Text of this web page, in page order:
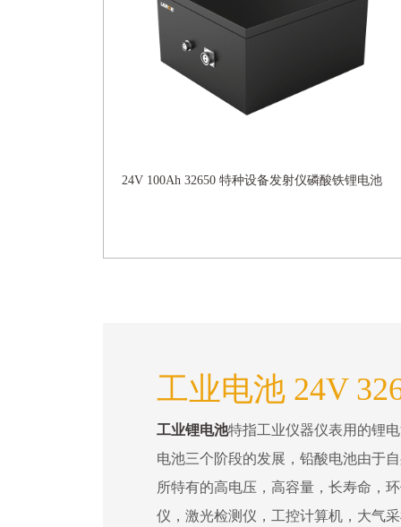
24V 100Ah 32650 特种设备发射仪磷酸铁锂电池
工业电池 24V
工业锂电池特指工业仪器仪表用的锂
电池三个阶段的发展，铅酸电池由于
所特有的高电压，高容量，长寿命，
仪，激光检测仪，工控计算机，大气